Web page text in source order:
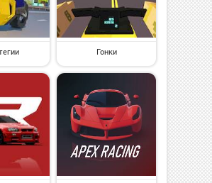
Гонки